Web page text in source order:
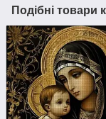
Подібні товари